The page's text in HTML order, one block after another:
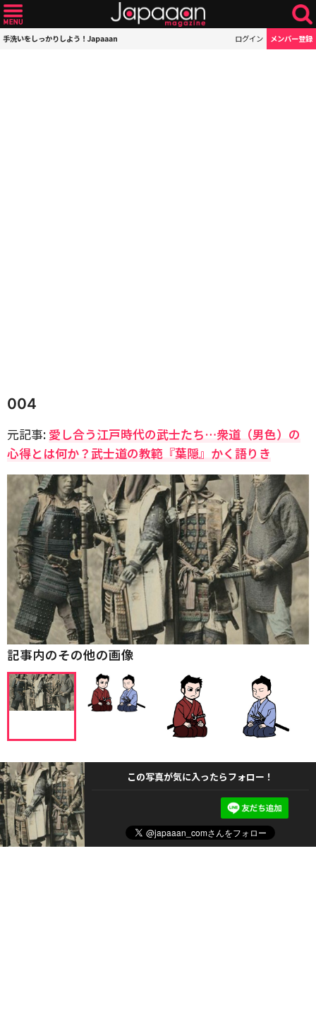
手洗いをしっかりしよう！Japaaan ログイン メンバー登録
004
元記事: 愛し合う江戸時代の武士たち…衆道（男色）の
心得とは何か？武士道の教範『葉隠』かく語りき
記事内のその他の画像
この写真が気に入ったらフォロー！